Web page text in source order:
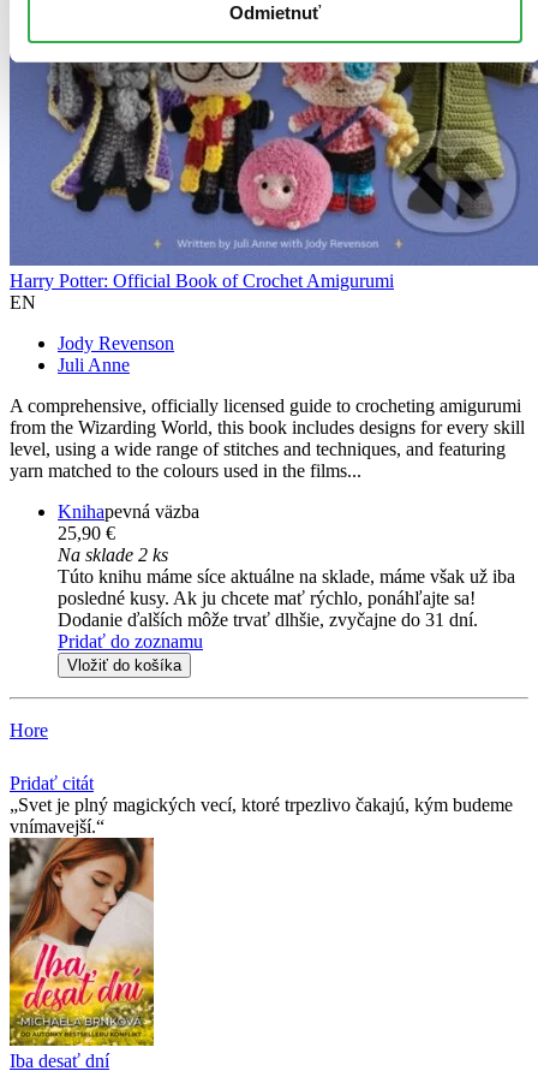
Odmietnuť
Harry Potter: Official Book of Crochet Amigurumi
EN
Jody Revenson
Juli Anne
A comprehensive, officially licensed guide to crocheting amigurumi
from the Wizarding World, this book includes designs for every skill
level, using a wide range of stitches and techniques, and featuring
yarn matched to the colours used in the films...
Knihapevná väzba
25,90 €
Na sklade 2 ks
Túto knihu máme síce aktuálne na sklade, máme však už iba
posledné kusy. Ak ju chcete mať rýchlo, ponáhľajte sa!
Dodanie ďalších môže trvať dlhšie, zvyčajne do 31 dní.
Pridať do zoznamu
Vložiť do košíka
Hore
Pridať citát
Svet je plný magických vecí, ktoré trpezlivo čakajú, kým budeme
vnímavejší.
Iba desať dní